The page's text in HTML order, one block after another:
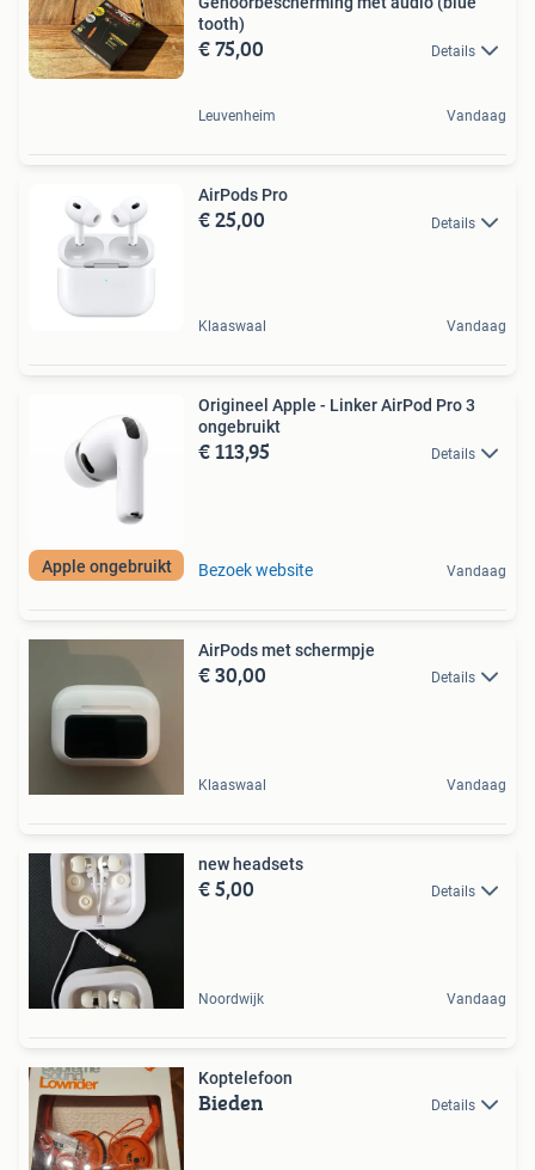
tooth)
€ 75,00 Details
Leuvenheim Vandaag
AirPods Pro
€ 25,00 Details
Klaaswaal Vandaag
Apple ongebruikt
Origineel Apple - Linker AirPod Pro 3
ongebruikt
€ 113,95 Details
Bezoek website Vandaag
AirPods met schermpje
€ 30,00 Details
Klaaswaal Vandaag
new headsets
€ 5,00 Details
Noordwijk Vandaag
Koptelefoon
Bieden Details